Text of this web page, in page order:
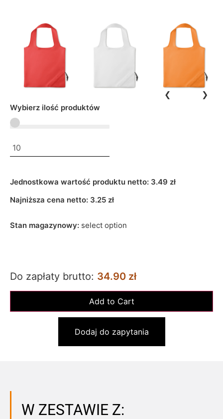
❮ ❯
Wybierz ilość produktów
Jednostkowa wartość produktu netto: 3.49 zł
Najniższa cena netto: 3.25 zł
Stan magazynowy: select option
Do zapłaty brutto: 34.90 zł
Dodaj do zapytania
W ZESTAWIE Z: